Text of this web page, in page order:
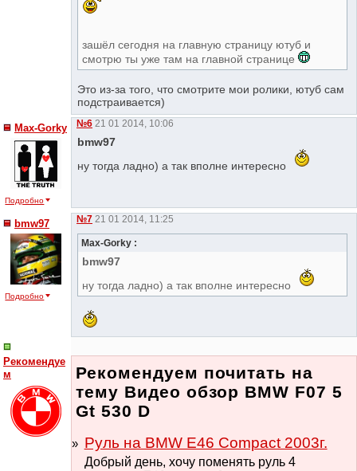
зашёл сегодня на главную страницу ютуб и
смотрю ты уже там на главной странице
Это из-за того, что смотрите мои ролики, ютуб сам
подстраивается)
Max-Gorky
Подробно
№6 21 01 2014, 10:06
bmw97
ну тогда ладно) а так вполне интересно
bmw97
Подробно
№7 21 01 2014, 11:25
Max-Gorky :
bmw97
ну тогда ладно) а так вполне интересно
Рекомендуе
м
Рекомендуем почитать на
тему Видео обзор BMW F07 5
Gt 530 D
Руль на BMW E46 Compact 2003г.
Добрый день, хочу поменять руль 4